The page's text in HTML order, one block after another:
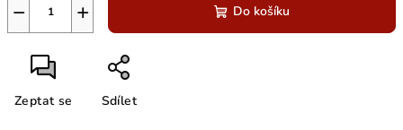
+
− Do košíku
Zeptat se Sdílet